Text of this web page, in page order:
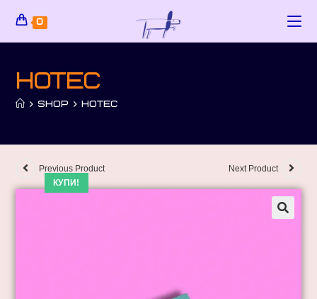
0
Нотес
> SHOP > НОТЕС
КУПИ!
Previous Product Next Product